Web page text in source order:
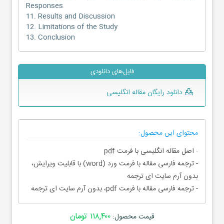
Responses
11. Results and Discussion
12. Limitations of the Study
13. Conclusion
فایل‌های دانلودی
دانلود رایگان مقاله انگلیسی
محتوای این محصول:
- اصل مقاله انگلیسی با فرمت pdf
- ترجمه فارسی مقاله با فرمت ورد (word) با قابلیت ویرایش،
بدون آرم سایت ای ترجمه
- ترجمه فارسی مقاله با فرمت pdf، بدون آرم سایت ای ترجمه
قیمت محصول:۱۱۸,۴۰۰ تومان